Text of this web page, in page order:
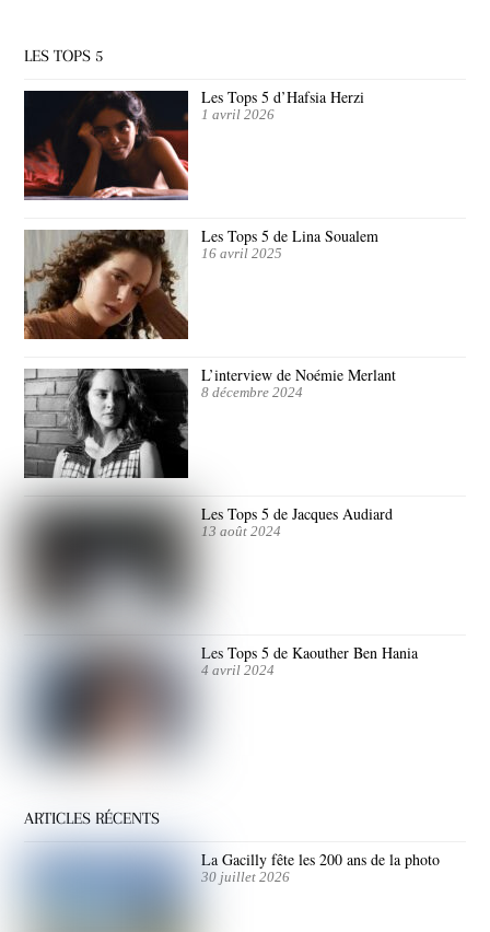
LES TOPS 5
Les Tops 5 d’Hafsia Herzi
1 avril 2026
Les Tops 5 de Lina Soualem
16 avril 2025
L’interview de Noémie Merlant
8 décembre 2024
Les Tops 5 de Jacques Audiard
13 août 2024
Les Tops 5 de Kaouther Ben Hania
4 avril 2024
ARTICLES RÉCENTS
La Gacilly fête les 200 ans de la photo
30 juillet 2026